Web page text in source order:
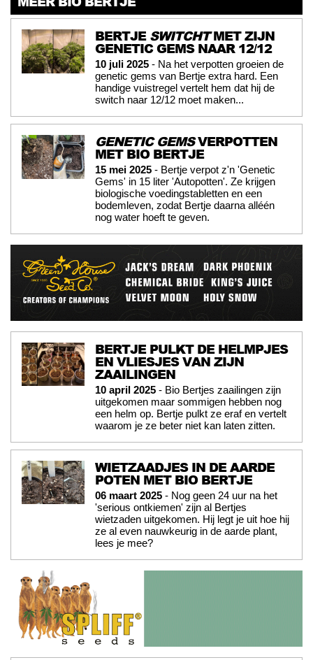
BERTJESWITCHTMET ZIJN
GENETIC GEMS NAAR 12/12
10 juli 2025 - Na het verpotten groeien de
genetic gems van Bertje extra hard. Een
handige vuistregel vertelt hem dat hij de
switch naar 12/12 moet maken...
GENETIC GEMSVERPOTTEN
MET BIO BERTJE
15 mei 2025 - Bertje verpot z'n 'Genetic
Gems' in 15 liter 'Autopotten'. Ze krijgen
biologische voedingstabletten en een
bodemleven, zodat Bertje daarna alléén
nog water hoeft te geven.
BERTJE PULKT DE HELMPJES
EN VLIESJES VAN ZIJN
ZAAILINGEN
10 april 2025 - Bio Bertjes zaailingen zijn
uitgekomen maar sommigen hebben nog
een helm op. Bertje pulkt ze eraf en vertelt
waarom je ze beter niet kan laten zitten.
WIETZAADJES IN DE AARDE
POTEN MET BIO BERTJE
06 maart 2025 - Nog geen 24 uur na het
'serious ontkiemen' zijn al Bertjes
wietzaden uitgekomen. Hij legt je uit hoe hij
ze al even nauwkeurig in de aarde plant,
lees je mee?